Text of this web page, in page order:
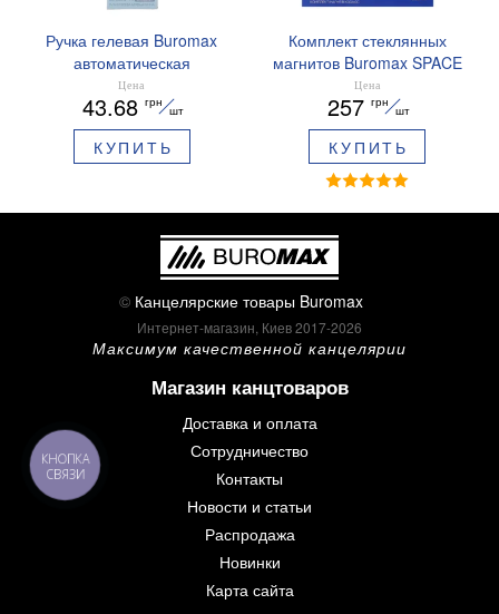
Ручка гелевая Buromax
автоматическая
ARABESKI 0.5 мм
ароматизированный грипп
синие чернила в блистере
BM.8379-02
Цена
43.68 грн
шт
КУПИТЬ
Комплект стеклянных
магнитов Buromax SPACE
12 шт 30 мм BM.0048
Цена
257 грн
шт
КУПИТЬ
© Канцелярские товары Buromax
Интернет-магазин, Киев 2017-2026
Максимум качественной канцелярии
Магазин канцтоваров
Доставка и оплата
Сотрудничество
Контакты
Новости и статьи
Распродажа
Новинки
Карта сайта
КНОПКА
СВЯЗИ